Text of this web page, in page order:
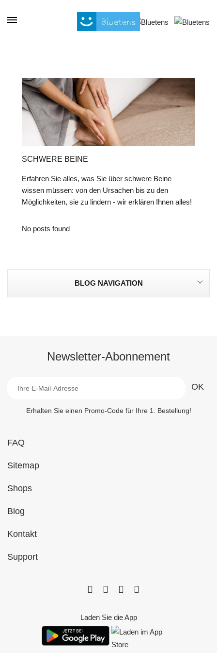
SCHWERE BEINE
Erfahren Sie alles, was Sie über schwere Beine
wissen müssen: von den Ursachen bis zu den
Möglichkeiten, sie zu lindern - wir erklären Ihnen alles!
No posts found
BLOG NAVIGATION
Newsletter-Abonnement
Erhalten Sie einen Promo-Code für Ihre 1. Bestellung!
FAQ
Sitemap
Shops
Blog
Kontakt
Support
Laden Sie die App